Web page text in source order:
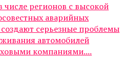
регионов с высокой
аварийных
серьезные проблемы
автомобилей
компаниями....